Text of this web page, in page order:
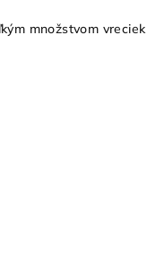
množstvom vreciek